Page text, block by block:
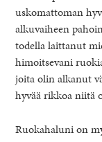
uskomattoman
alkuvaiheen
todella laittanut
himoitsevani
joita olin alkanut
hyvää rikkoa niitä
Ruokahaluni on